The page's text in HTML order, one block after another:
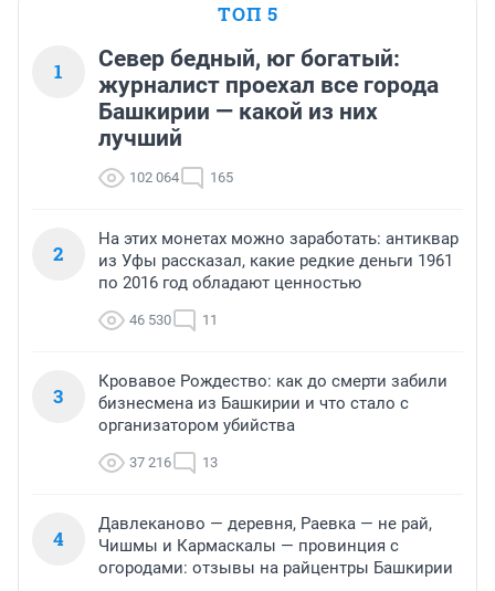
ТОП 5
1
Север бедный, юг богатый:
журналист проехал все города
Башкирии — какой из них
лучший
102 064 165
2
На этих монетах можно заработать: антиквар
из Уфы рассказал, какие редкие деньги 1961
по 2016 год обладают ценностью
46 530 11
3
Кровавое Рождество: как до смерти забили
бизнесмена из Башкирии и что стало с
организатором убийства
37 216 13
4
Давлеканово — деревня, Раевка — не рай,
Чишмы и Кармаскалы — провинция с
огородами: отзывы на райцентры Башкирии